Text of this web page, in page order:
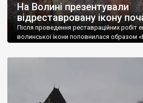
На Волині презентували
відреставровану ікону
Після проведення реставраційних робіт
волинської ікони поповнилася образом
художники- реставратори О. Фролова з
науково-дослідного реставраційного
Волинського краєзнавчого музею.
«Волинський іконописець 1630 року».